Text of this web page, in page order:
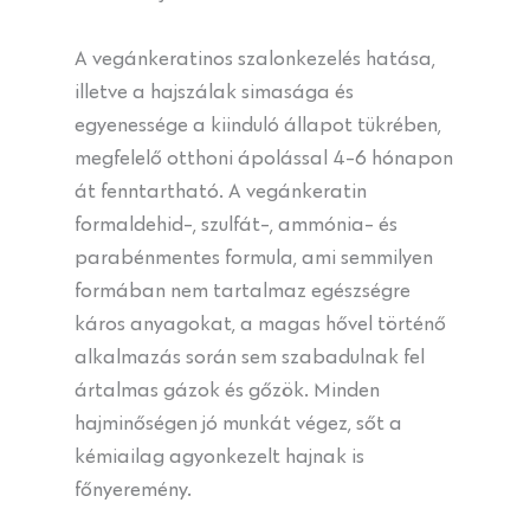
A vegánkeratinos szalonkezelés hatása,
illetve a hajszálak simasága és
egyenessége a kiinduló állapot tükrében,
megfelelő otthoni ápolással 4-6 hónapon
át fenntartható. A vegánkeratin
formaldehid-, szulfát-, ammónia- és
parabénmentes formula, ami semmilyen
formában nem tartalmaz egészségre
káros anyagokat, a magas hővel történő
alkalmazás során sem szabadulnak fel
ártalmas gázok és gőzök. Minden
hajminőségen jó munkát végez, sőt a
kémiailag agyonkezelt hajnak is
főnyeremény.